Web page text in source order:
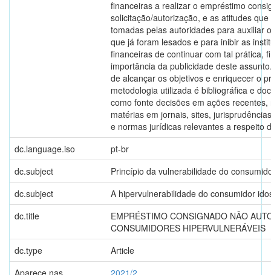
financeiras a realizar o empréstimo
solicitação/autorização, e as atitudes
tomadas pelas autoridades para auxiliar
que já foram lesados e para inibir as
financeiras de continuar com tal prática,
importância da publicidade deste
de alcançar os objetivos e enriquecer o
metodologia utilizada é bibliográfica e
como fonte decisões em ações
matérias em jornais, sites,
e normas jurídicas relevantes a respeito
dc.language.iso
pt-br
dc.subject
Princípio da vulnerabilidade do
dc.subject
A hipervulnerabilidade do consumidor
dc.title
EMPRÉSTIMO CONSIGNADO NÃO
CONSUMIDORES HIPERVULNERÁVEIS
dc.type
Article
Aparece nas
2021/2